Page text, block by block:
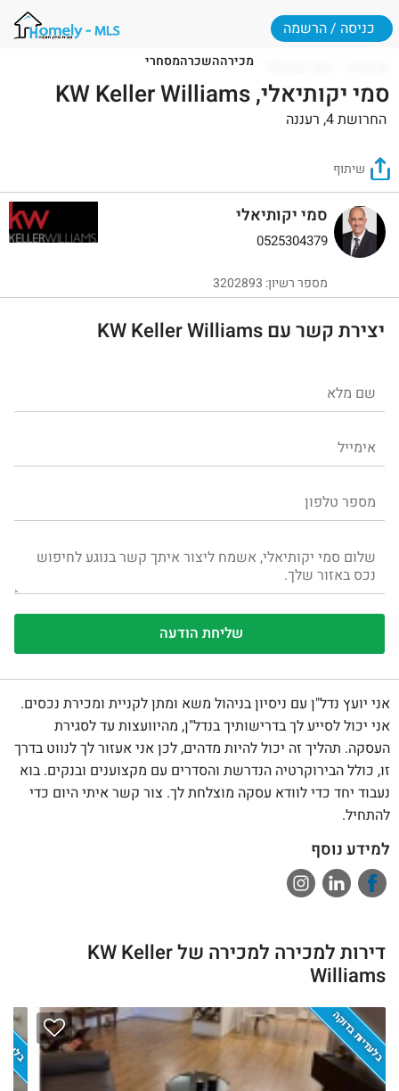
מכירההשכרהמסחרי
כניסה / הרשמה
סמי יקותיאלי, KW Keller Williams
החרושת 4, רעננה
שיתוף
סמי יקותיאלי
0525304379
מספר רשיון: 3202893
יצירת קשר עם KW Keller Williams
אני יועץ נדל"ן עם ניסיון בניהול משא ומתן לקניית ומכירת נכסים.
אני יכול לסייע לך בדרישותיך בנדל"ן, מהיוועצות עד לסגירת
העסקה. תהליך זה יכול להיות מדהים, לכן אני אעזור לך לנווט בדרך
זו, כולל הבירוקרטיה הנדרשת והסדרים עם מקצוענים ובנקים. בוא
נעבוד יחד כדי לוודא עסקה מוצלחת לך. צור קשר איתי היום כדי
להתחיל.
למידע נוסף
דירות למכירה למכירה של KW Keller
Williams
בלעדיות בדוקה